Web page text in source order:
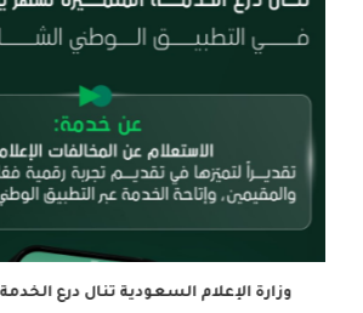
وزارة الإعلام السعودية تنال درع